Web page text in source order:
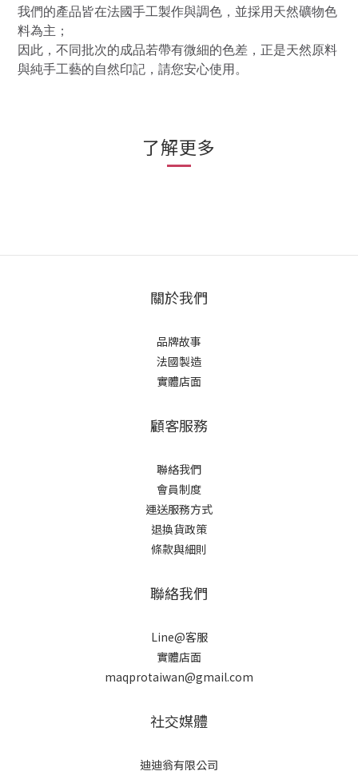
我們的產品皆在法國手工製作與調色，並採用天然礦物色
料為主；
因此，不同批次的成品若帶有微細的色差，正是天然原料
與純手工藝的自然印記，請您安心使用。
了解更多
關於我們
品牌故事
法國製造
實體店面
顧客服務
聯絡我們
會員制度
運送服務方式
退換貨政策
條款與細則
聯絡我們
Line@客服
實體店面
maqprotaiwan@gmail.com
社交媒體
迪迪翁有限公司